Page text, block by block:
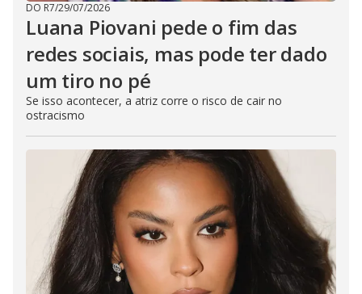
DO R7/29/07/2026
Luana Piovani pede o fim das
redes sociais, mas pode ter dado
um tiro no pé
Se isso acontecer, a atriz corre o risco de cair no
ostracismo